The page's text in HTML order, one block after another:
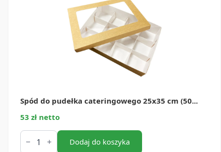
Spód do pudełka cateringowego 25x35 cm (50...
53 zł netto
ilość
Spód
do
Dodaj do koszyka